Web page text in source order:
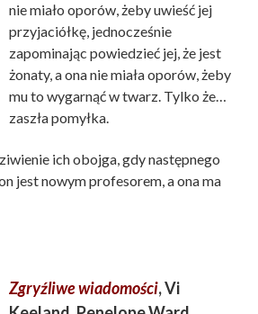
nie miało oporów, żeby uwieść jej
przyjaciółkę, jednocześnie
zapominając powiedzieć jej, że jest
żonaty, a ona nie miała oporów, żeby
mu to wygarnąć w twarz. Tylko że…
zaszła pomyłka.
ich obojga, gdy następnego
jest nowym profesorem, a ona ma
Zgryźliwe wiadomości, Vi